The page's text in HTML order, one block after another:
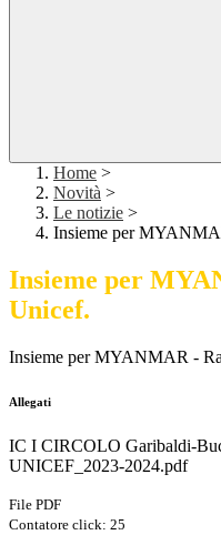
Home >
Novità >
Le notizie >
Insieme per
Insieme per
Unicef.
Insieme per MYANMAR -
Allegati
IC I CIRCOLO Garibaldi-
UNICEF_2023-2024.pdf
File PDF
Contatore click: 25